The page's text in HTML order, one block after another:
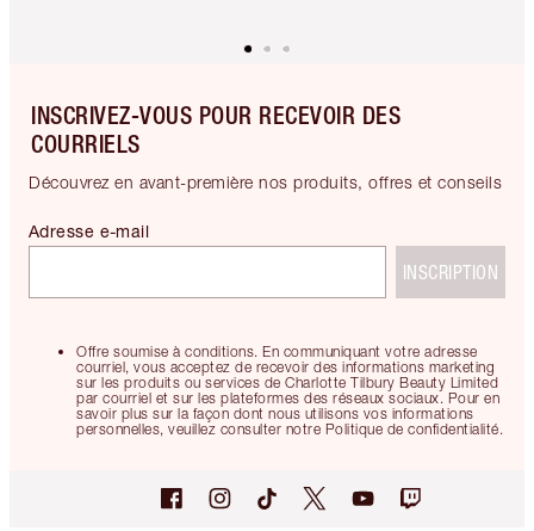
INSCRIVEZ-VOUS POUR RECEVOIR DES
COURRIELS
Découvrez en avant-première nos produits, offres et conseils
Offre soumise à conditions. En communiquant votre adresse
courriel, vous acceptez de recevoir des informations marketing
sur les produits ou services de Charlotte Tilbury Beauty Limited
par courriel et sur les plateformes des réseaux sociaux. Pour en
savoir plus sur la façon dont nous utilisons vos informations
personnelles, veuillez consulter notre Politique de confidentialité.
Adresse e-mail
INSCRIPTION